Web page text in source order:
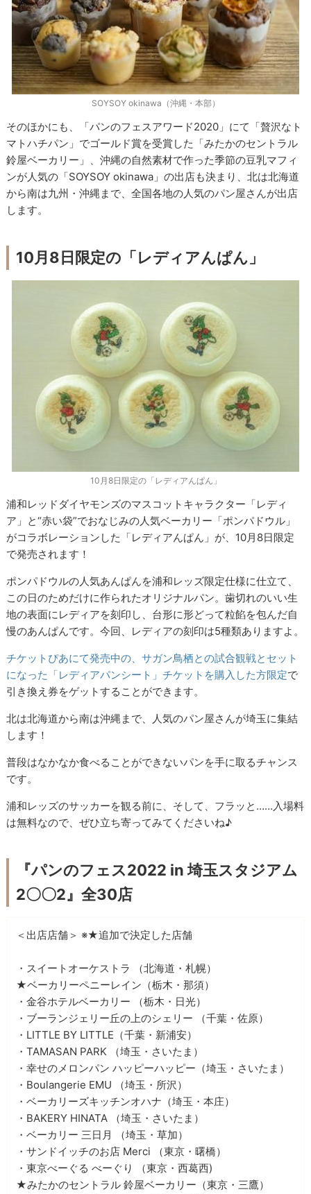
SOYSOY okinawa（沖縄・本部）
そのほかにも、「パンのフェスアワード2020」にて「贅沢なト
マトハチパン」でゴールド賞を受賞した「みたかのセントラル
鈴屋ベーカリー」、沖縄の自然素材で作った季節の豆乳マフィ
ンが人気の「SOYSOY okinawa」の出店も決まり、北は北海道
から南は九州・沖縄まで、全国各地の人気のパン屋さんが出店
します。
10月8日限定の「レディアんぱん」
10月8日限定の「レディアんぱん」
浦和レッドダイヤモンズのマスコットキャラクター「レディ
ア」と“赤い袋”でおなじみの人気ベーカリー「ポンパドウル」
がコラボレーションした「レディアんぱん」が、10月8日限定
で発売されます！
ポンパドウルの人気あんぱんを浦和レッズ限定仕様に仕立て、
この日のためだけに作られたオリジナルパン。歯切れのいい生
地の表面にレディアを刻印し、台形に形どって粒餡を包んだ自
慢のあんぱんです。今回、レディアの刻印は5種類ありますよ。
チケットぴあにて発売中の、サガン鳥栖との試合観戦とセット
になった「レディアパンシート」チケットを購入した方限定で
引き換え券をゲットすることができます。
北は北海道から南は沖縄まで、人気のパン屋さんが埼玉に集結
します！
普段はなかなか食べることができないパンを手に取るチャンス
です。
浦和レッズのサッカーを観る前に、そして、フラッと……入場料
は無料なので、ぜひ立ち寄ってみてくださいね♪
『パンのフェス2022 in 埼玉スタジアム
2〇〇2』全30店
＜出店店舗＞ ※★追加で決定した店舗
・スイートオーケストラ （北海道・札幌）
★ベーカリーペニーレイン（栃木・那須）
・金谷ホテルベーカリー （栃木・日光）
・ブーランジェリー丘の上のシェリー （千葉・佐原）
・LITTLE BY LITTLE（千葉・新浦安）
・TAMASAN PARK （埼玉・さいたま）
・幸せのメロンパン ハッピーハッピー（埼玉・さいたま）
・Boulangerie EMU （埼玉・所沢）
・ベーカリーズキッチンオハナ（埼玉・本庄）
・BAKERY HINATA （埼玉・さいたま）
・ベーカリー 三日月 （埼玉・草加）
・サンドイッチのお店 Merci （東京・曙橋）
・東京べーぐる べーぐり （東京・西葛西)
★みたかのセントラル 鈴屋ベーカリー（東京・三鷹）